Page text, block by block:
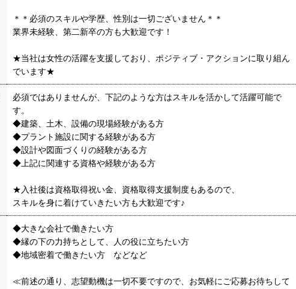
＊＊必須のスキルや学歴、性別は一切ございません＊＊
業界未経験、第二新卒の方も大歓迎です！
★当社は女性の活躍を支援しており、ポジティブ・アクションに取り組ん
でいます★
必須ではありませんが、下記のような方はスキルを活かして活躍可能で
す。
◆建築、土木、設備の現場経験がある方
◆プラント施設に関する経験がある方
◆設計や図面づくりの経験がある方
◆上記に関連する資格や経験がある方
★入社後は資格取得祝い金、資格取得支援制度もあるので、
スキルを身に着けていきたい方も大歓迎です♪
◆大きな会社で働きたい方
◆縁の下の力持ちとして、人の役に立ちたい方
◆地域密着で働きたい方 などなど
≪前述の通り、志望動機は一切不要ですので、お気軽にご応募お待ちして